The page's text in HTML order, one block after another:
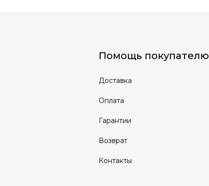
Помощь покупателю
Доставка
Оплата
Гарантии
Возврат
Контакты